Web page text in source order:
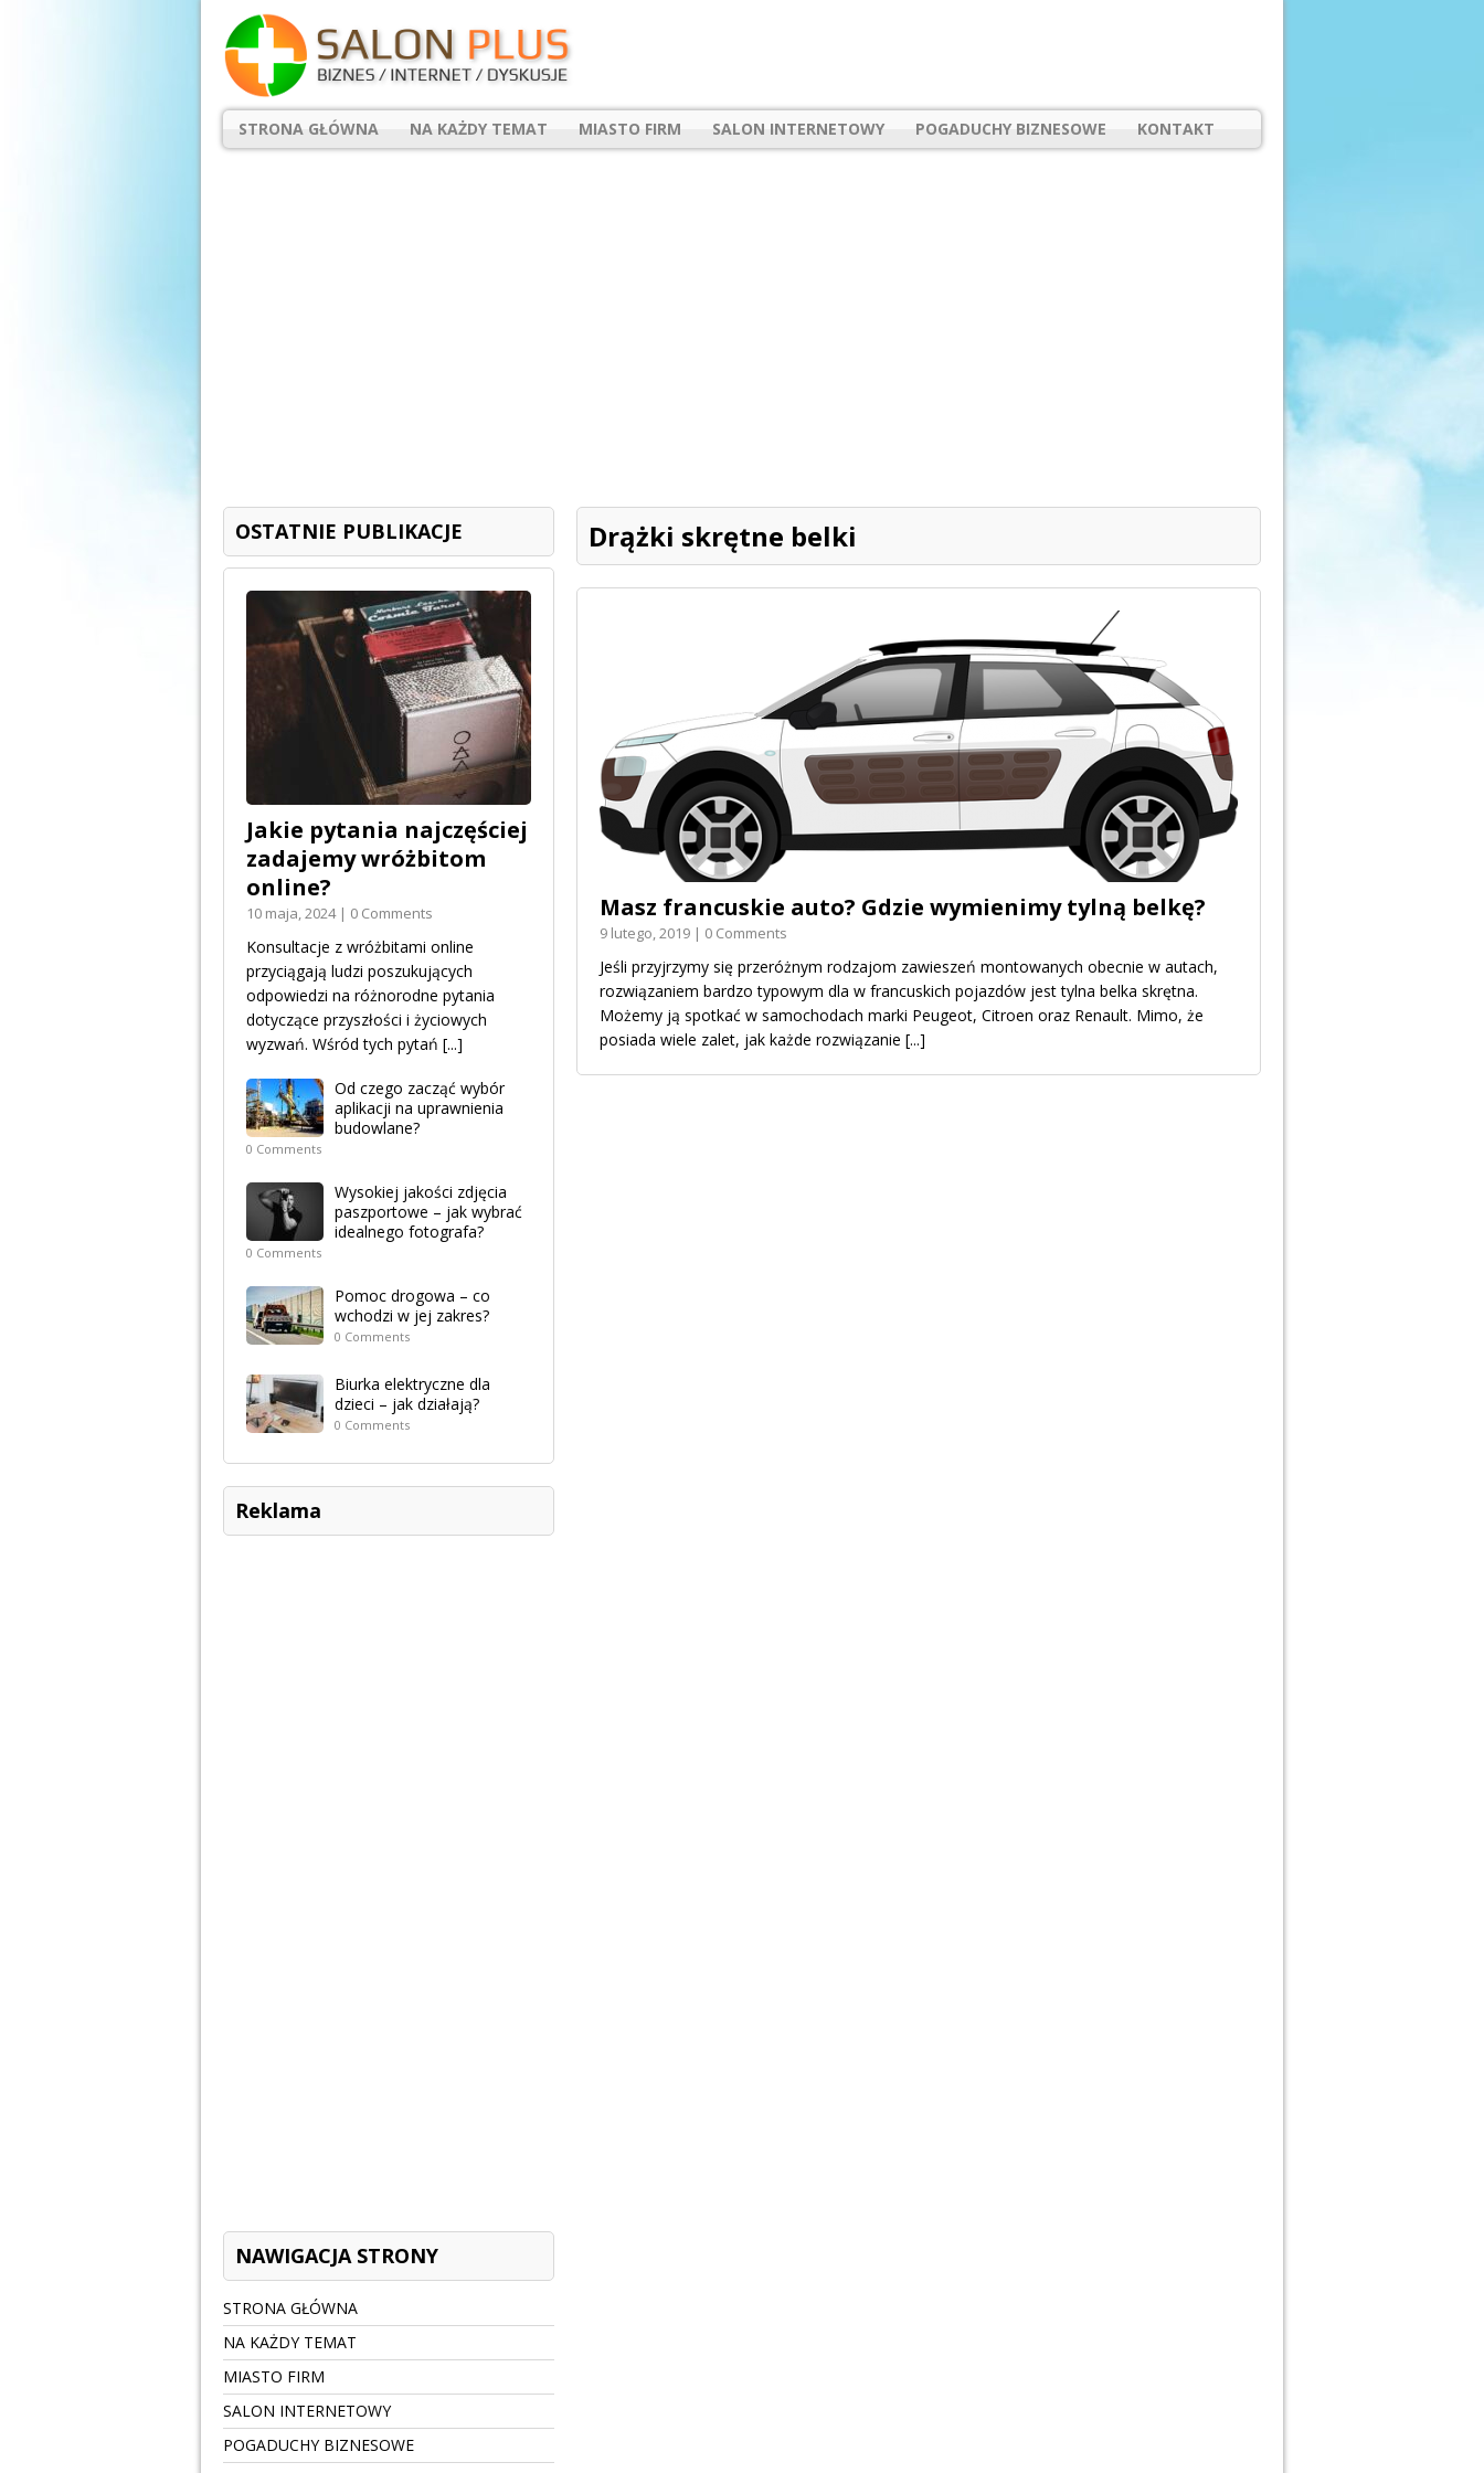
STRONA GŁÓWNA NA KAŻDY TEMAT MIASTO FIRM SALON INTERNETOWY POGADUCHY BIZNESOWE KONTAKT
Drążki skrętne belki
Masz francuskie auto? Gdzie wymienimy tylną belkę?
9 lutego, 2019 | 0 Comments
Jeśli przyjrzymy się przeróżnym rodzajom zawieszeń montowanych obecnie w autach,
rozwiązaniem bardzo typowym dla w francuskich pojazdów jest tylna belka skrętna.
Możemy ją spotkać w samochodach marki Peugeot, Citroen oraz Renault. Mimo, że
posiada wiele zalet, jak każde rozwiązanie [...]
OSTATNIE PUBLIKACJE
Jakie pytania najczęściej
zadajemy wróżbitom
online?
10 maja, 2024 | 0 Comments
Konsultacje z wróżbitami online
przyciągają ludzi poszukujących
odpowiedzi na różnorodne pytania
dotyczące przyszłości i życiowych
wyzwań. Wśród tych pytań [...]
Od czego zacząć wybór
aplikacji na uprawnienia
budowlane?
0 Comments
Wysokiej jakości zdjęcia
paszportowe – jak wybrać
idealnego fotografa?
0 Comments
Pomoc drogowa – co
wchodzi w jej zakres?
0 Comments
Biurka elektryczne dla
dzieci – jak działają?
0 Comments
Reklama
NAWIGACJA STRONY
STRONA GŁÓWNA
NA KAŻDY TEMAT
MIASTO FIRM
SALON INTERNETOWY
POGADUCHY BIZNESOWE